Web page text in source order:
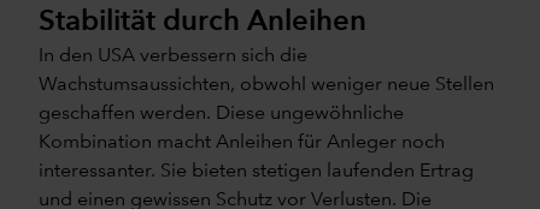
Stabilität durch Anleihen
In den USA verbessern sich die
Wachstumsaussichten, obwohl weniger neue Stellen
geschaffen werden. Diese ungewöhnliche
Kombination macht Anleihen für Anleger noch
interessanter. Sie bieten stetigen laufenden Ertrag
und einen gewissen Schutz vor Verlusten. Die